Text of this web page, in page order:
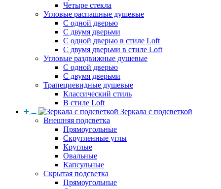
Четыре стекла
Угловые распашные душевые
С одной дверью
С двумя дверьми
С одной дверью в стиле Loft
С двумя дверьми в стиле Loft
Угловые раздвижные душевые
С одной дверью
С двумя дверьми
Трапециевидные душевые
Классический стиль
В стиле Loft
Зеркала с подсветкой
Внешняя подсветка
Прямоугольные
Скругленные углы
Круглые
Овальные
Капсульные
Скрытая подсветка
Прямоугольные